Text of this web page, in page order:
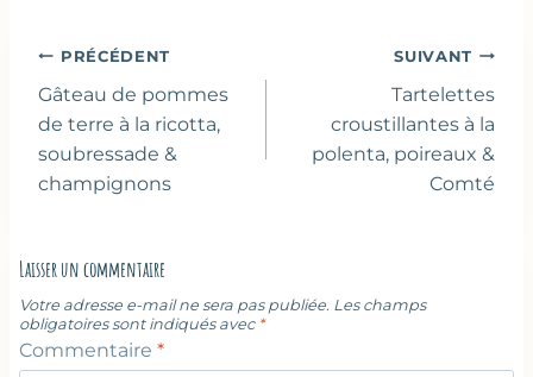
Navigation
de
l’article
PRÉCÉDENT
Gâteau de pommes
de terre à la ricotta,
soubressade &
champignons
SUIVANT
Tartelettes
croustillantes à la
polenta, poireaux &
Comté
Laisser un commentaire
Votre adresse e-mail ne sera pas publiée. Les champs
obligatoires sont indiqués avec *
Commentaire *